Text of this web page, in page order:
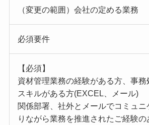
（変更の範囲）会社の定める業務
必須要件
【必須】
資材管理業務の経験がある方、事
スキルがある方(EXCEL、メール)
関係部署、社外とメールでコミュニ
りながら業務を推進されたご経験の